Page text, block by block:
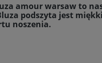
amour warsaw to
podszyta jest
noszenia.